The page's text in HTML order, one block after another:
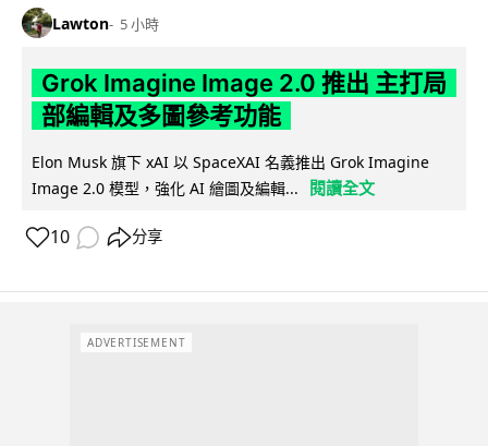
Lawton 5 小時
Grok Imagine Image 2.0 推出 主打局
部編輯及多圖參考功能
Elon Musk 旗下 xAI 以 SpaceXAI 名義推出 Grok Imagine
Image 2.0 模型，強化 AI 繪圖及編輯...
閱讀全文
10 分享
ADVERTISEMENT